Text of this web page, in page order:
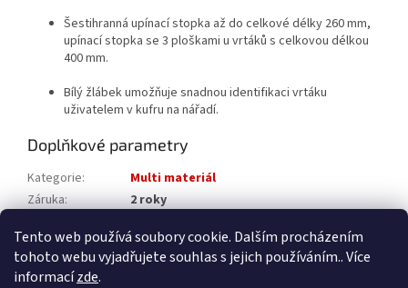
Tento web používá soubory cookie. Dalším procházením
tohoto webu vyjadřujete souhlas s jejich používáním.. Více
informacízde.
Šestihranná upínací stopka až do celkové délky 260 mm,
upínací stopka se 3 ploškami u vrtáků s celkovou délkou
400 mm.
Bílý žlábek umožňuje snadnou identifikaci vrtáku
uživatelem v kufru na nářadí.
Doplňkové parametry
Kategorie:
Multi materiál
Záruka:
2 roky